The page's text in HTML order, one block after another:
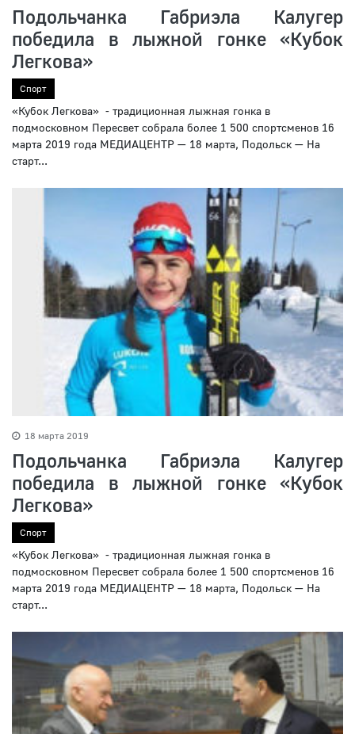
Подольчанка Габриэла Калугер
победила в лыжной гонке «Кубок
Легкова»
Спорт
«Кубок Легкова» - традиционная лыжная гонка в
подмосковном Пересвет собрала более 1 500 спортсменов 16
марта 2019 года МЕДИАЦЕНТР — 18 марта, Подольск — На
старт...
18 марта 2019
Подольчанка Габриэла Калугер
победила в лыжной гонке «Кубок
Легкова»
Спорт
«Кубок Легкова» - традиционная лыжная гонка в
подмосковном Пересвет собрала более 1 500 спортсменов 16
марта 2019 года МЕДИАЦЕНТР — 18 марта, Подольск — На
старт...